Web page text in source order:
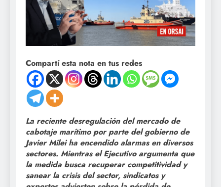
Compartí esta nota en tus redes
La reciente desregulación del mercado de
cabotaje marítimo por parte del gobierno de
Javier Milei ha encendido alarmas en diversos
sectores. Mientras el Ejecutivo argumenta que
la medida busca recuperar competitividad y
sanear la crisis del sector, sindicatos y